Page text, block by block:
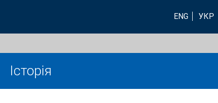
ENG УКР
Історія